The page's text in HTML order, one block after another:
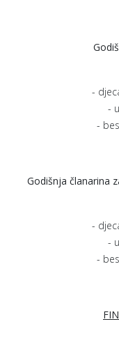
-
-
-
Godišnja članarina
-
-
-